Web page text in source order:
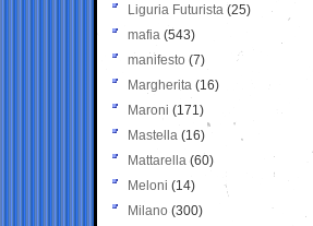
Liguria Futurista (25)
mafia (543)
manifesto (7)
Margherita (16)
Maroni (171)
Mastella (16)
Mattarella (60)
Meloni (14)
Milano (300)